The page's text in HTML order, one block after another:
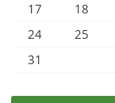
17
18
24
25
31